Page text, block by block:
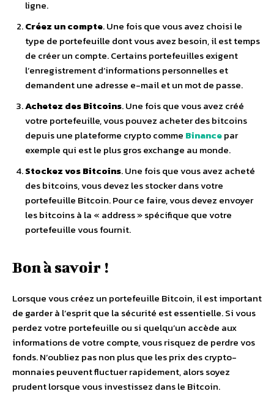
ligne.
Créez un compte. Une fois que vous avez choisi le
type de portefeuille dont vous avez besoin, il est temps
de créer un compte. Certains portefeuilles exigent
l’enregistrement d’informations personnelles et
demandent une adresse e-mail et un mot de passe.
Achetez des Bitcoins. Une fois que vous avez créé
votre portefeuille, vous pouvez acheter des bitcoins
depuis une plateforme crypto comme Binancepar
exemple qui est le plus gros exchange au monde.
Stockez vos Bitcoins. Une fois que vous avez acheté
des bitcoins, vous devez les stocker dans votre
portefeuille Bitcoin. Pour ce faire, vous devez envoyer
les bitcoins à la « address » spécifique que votre
portefeuille vous fournit.
Bon à savoir !
Lorsque vous créez un portefeuille Bitcoin, il est important
de garder à l’esprit que la sécurité est essentielle. Si vous
perdez votre portefeuille ou si quelqu’un accède aux
informations de votre compte, vous risquez de perdre vos
fonds. N’oubliez pas non plus que les prix des crypto-
monnaies peuvent fluctuer rapidement, alors soyez
prudent lorsque vous investissez dans le Bitcoin.